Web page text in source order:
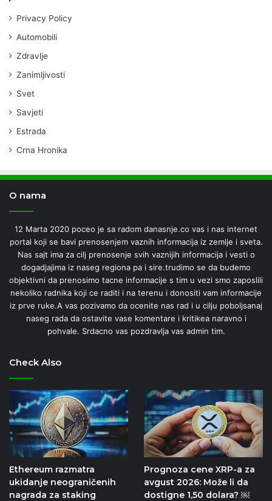
Privacy Policy
Automobili
Zdravlje
Zanimljivosti
Svet
Savjeti
Estrada
Crna Hronika
O nama
12 Marta 2020 poceo je sa radom danasnje.co vas i nas internet
portal koji se bavi prenosenjem vaznih informacija iz zemlje i sveta.
Nas sajt ima za cilj prenosenje svih vaznijih informacija i vesti o
dogadjajima iz naseg regiona pa i sire.trudimo se da budemo
objektivni da prenosimo tacne informacije s tim u vezi smo zaposlili
nekoliko radnika koji ce raditi i na terenu i donositi vam informacije
iz prve ruke.A vas pozivamo da ocenite nas rad i u cilju poboljsanaj
naseg rada da ostavite vase komentare i kritikea naravno i
pohvale. Srdacno vas pozdravlja vas admin tim.
Check Also
Ethereum razmatra
ukidanje neograničenih
nagrada za staking
Prognoza cene XRP-a za
avgust 2026: Može li da
dostigne 1,50 dolara? ￼